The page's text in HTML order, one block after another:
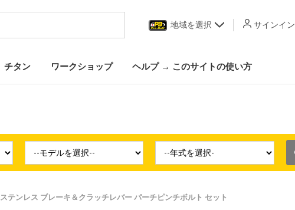
地域を選択 サインイン
チタン ワークショップ ヘルプ → このサイトの使い方
ステンレス ブレーキ＆クラッチレバー パーチピンチボルト セット